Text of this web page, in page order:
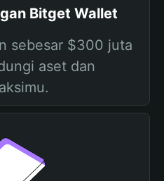
Bitget Wallet
sebesar $300 juta
aset dan